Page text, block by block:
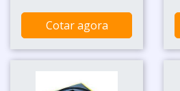
Cotar agora